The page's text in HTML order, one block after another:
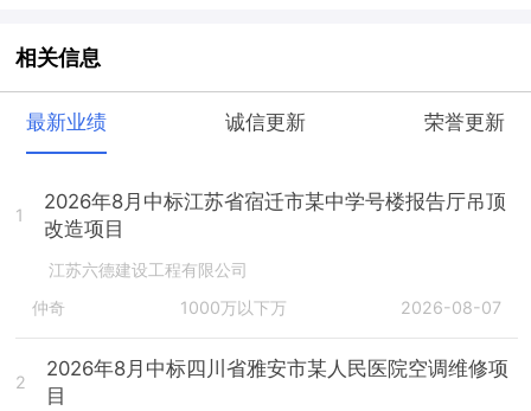
相关信息
最新业绩 诚信更新 荣誉更新
1
2026年8月中标江苏省宿迁市某中学号楼报告厅吊顶
改造项目
江苏六德建设工程有限公司
仲奇
1000万以下万 2026-08-07
2
2026年8月中标四川省雅安市某人民医院空调维修项
目